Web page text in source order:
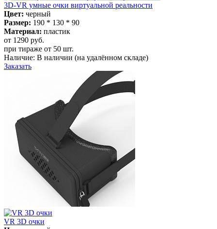
3D-VR умные очки виртуальной реальности
Цвет: черный
Размер: 190 * 130 * 90
Материал: пластик
от 1290 руб.
при тираже от 50 шт.
Наличие: В наличии (на удалённом складе)
Заказать
VR 3D очки